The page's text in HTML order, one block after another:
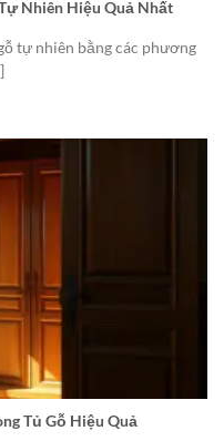
Nhiên Hiệu Quả Nhất
tự nhiên bằng các phương
Tủ Gỗ Hiệu Quả